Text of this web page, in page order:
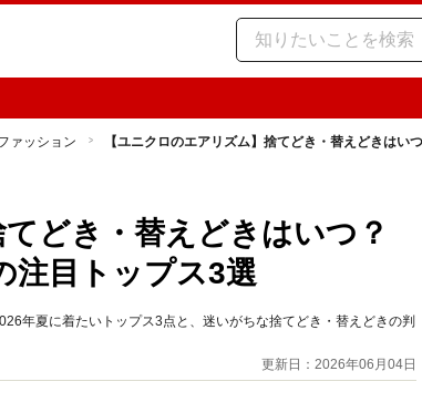
ァッション 【ユニクロのエアリズム】捨てどき・替えどきは
どき・替えどきはいつ？
注目トップス3選
年夏に着たいトップス3点と、迷いがちな捨てどき・替えどきの判
更新日：2026年06月04日